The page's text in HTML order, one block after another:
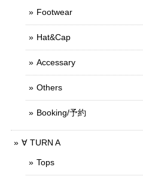
Footwear
Hat&Cap
Accessary
Others
Booking/予約
∀ TURN A
Tops